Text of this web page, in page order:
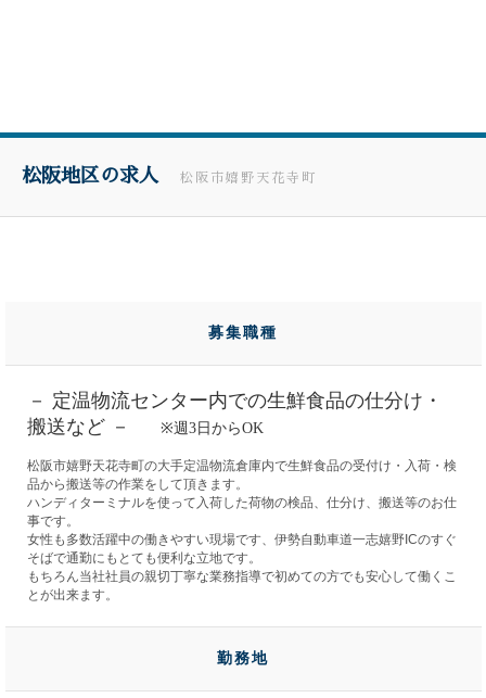
松阪地区の求人 松阪市嬉野天花寺町
募集職種
－ 定温物流センター内での生鮮食品の仕分け・
搬送など －
※週3日からOK
松阪市嬉野天花寺町の大手定温物流倉庫内で生鮮食品の受付け・入荷・検
品から搬送等の作業をして頂きます。
ハンディターミナルを使って入荷した荷物の検品、仕分け、搬送等のお仕
事です。
女性も多数活躍中の働きやすい現場です、伊勢自動車道一志嬉野ICのすぐ
そばで通勤にもとても便利な立地です。
もちろん当社社員の親切丁寧な業務指導で初めての方でも安心して働くこ
とが出来ます。
勤務地